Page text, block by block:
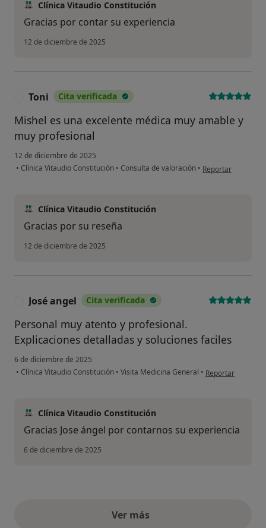
Clínica Vitaudio Constitución
Gracias por contar su experiencia
12 de diciembre de 2025
Toni Cita verificada
Mishel es una excelente médica muy amable y
muy profesional
12 de diciembre de 2025
• Clínica Vitaudio Constitución • Consulta de valoración • en opinión del
Reportar
Clínica Vitaudio Constitución
Gracias por su reseña
12 de diciembre de 2025
José angel Cita verificada
Personal muy atento y profesional.
Explicaciones detalladas y soluciones faciles
6 de diciembre de 2025
• Clínica Vitaudio Constitución • Visita Medicina General • en opinión del
Reportar
Clínica Vitaudio Constitución
Gracias Jose ángel por contarnos su experiencia
6 de diciembre de 2025
Ver másopiniones anteriores